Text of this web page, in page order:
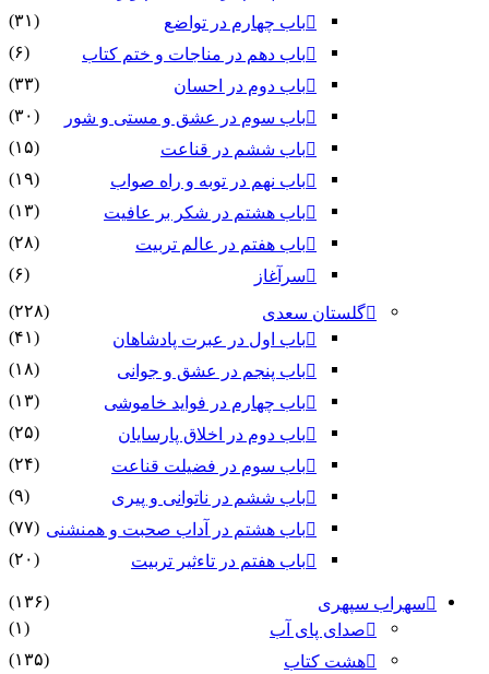
باب چهارم در تواضع
(۳۱)
باب دهم در مناجات و ختم کتاب
(۶)
باب دوم در احسان
(۳۳)
باب سوم در عشق و مستی و شور
(۳۰)
باب ششم در قناعت
(۱۵)
باب نهم در توبه و راه صواب
(۱۹)
باب هشتم در شکر بر عافیت
(۱۳)
باب هفتم در عالم تربیت
(۲۸)
سرآغاز
(۶)
گلستان سعدی
(۲۲۸)
باب اول در عبرت پادشاهان
(۴۱)
باب پنجم در عشق و جوانى
(۱۸)
باب چهارم در فواید خاموشى
(۱۳)
باب دوم در اخلاق پارسایان
(۲۵)
باب سوم در فضیلت قناعت
(۲۴)
باب ششم در ناتوانى و پیرى
(۹)
باب هشتم در آداب صحبت و همنشنى (۷۷)
باب هفتم در تاءثیر تربیت
(۲۰)
سهراب سپهری
(۱۳۶)
صدای پای آب
(۱)
هشت کتاب
(۱۳۵)